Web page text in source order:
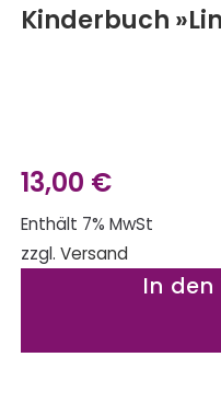
Kinderbuch
13,00 €
Enthält 7% MwSt
zzgl. Versand
In